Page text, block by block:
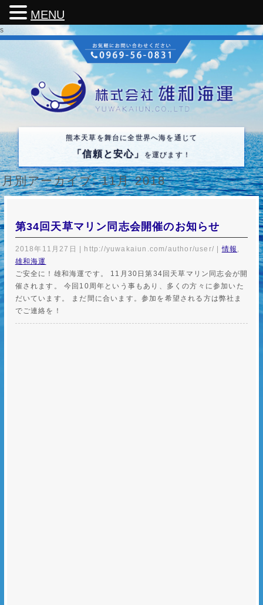
s
熊本天草を舞台に全世界へ海を通じて
「信頼と安心」 を運びます！
月別アーカイブ:11月 2018
第34回天草マリン同志会開催のお知らせ
2018年11月27日 | http://yuwakaiun.com/author/user/ |情報
雄和海運
ご安全に！雄和海運です。 11月30日第34回天草マリン同志会が開
催されます。 今回10周年という事もあり、多くの方々に参加いた
だいています。 まだ間に合います。参加を希望される方は弊社ま
でご連絡を！
MENU